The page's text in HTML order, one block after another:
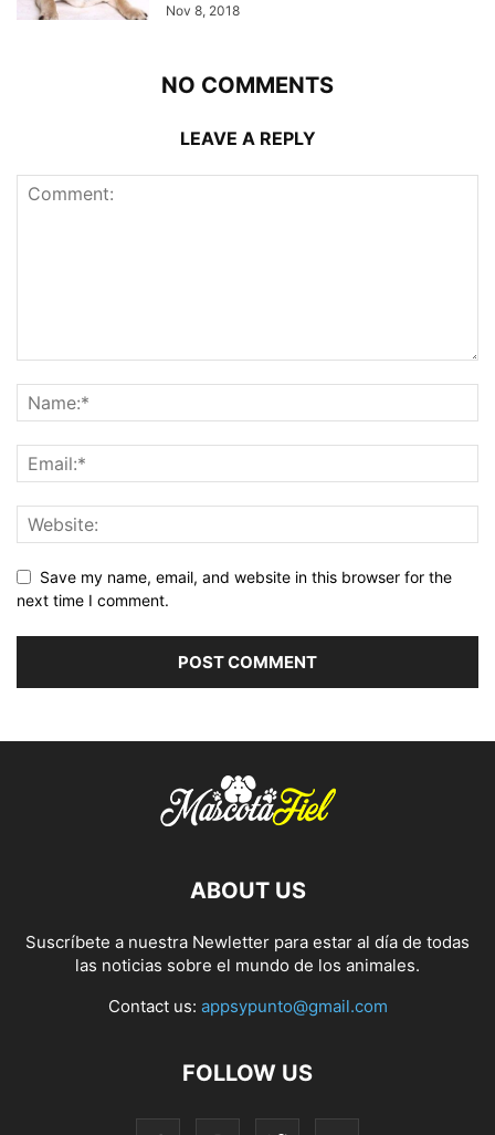
Nov 8, 2018
NO COMMENTS
LEAVE A REPLY
Save my name, email, and website in this browser for the
next time I comment.
ABOUT US
Suscríbete a nuestra Newletter para estar al día de todas
las noticias sobre el mundo de los animales.
Contact us: appsypunto@gmail.com
FOLLOW US